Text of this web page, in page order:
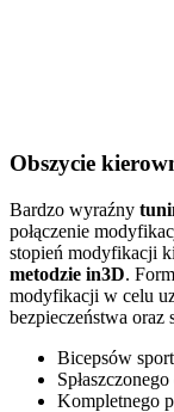
Obszycie
Bardzo wyraźny
połączenie
stopień modyfikacji
metodzie in3D.
modyfikacji w celu
bezpieczeństwa
Bicepsów
Spłaszczonego
Kompletnego